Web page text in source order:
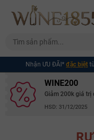
Nhận ƯU ĐÃI* đặc biệt
WINE200
Giảm 200k giá trị
HSD: 31/12/2025